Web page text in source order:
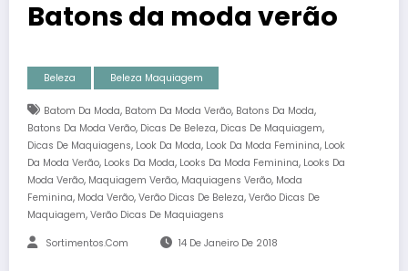
Batons da moda verão
Beleza Beleza Maquiagem
Batom Da Moda, Batom Da Moda Verão, Batons Da Moda,
Batons Da Moda Verão, Dicas De Beleza, Dicas De Maquiagem,
Dicas De Maquiagens, Look Da Moda, Look Da Moda Feminina, Look
Da Moda Verão, Looks Da Moda, Looks Da Moda Feminina, Looks Da
Moda Verão, Maquiagem Verão, Maquiagens Verão, Moda
Feminina, Moda Verão, Verão Dicas De Beleza, Verão Dicas De
Maquiagem, Verão Dicas De Maquiagens
Sortimentos.com 14 De Janeiro De 2018